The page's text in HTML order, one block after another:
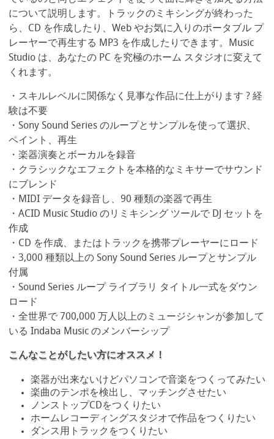
について説明します。トラックのミキシングが終わった
ら、CD を作成したり、Web やお気に入りのポータブル プ
レーヤーで再生する MP3 を作成したりできます。Music
Studio は、あなたの PC を究極のホーム スタジオに変えて
くれます。
・スキルレベルに関係なく見事な作品に仕上がります ? 経
験は不要
・Sony Sound Series のループとサンプルを使って選択、
ペイント、再生
・楽器演奏とボーカルを録音
・クラシックなエフェクトを本格的なミキサーでサウンド
にブレンド
・MIDI データを録音し、90 種類の楽器で再生
・ACID Music Studio のリミキシング ツールで DJ セットを
作成
・CD を作成、またはトラックを携帯プレーヤーにロード
・3,000 種類以上の Sony Sound Series ループとサンプル
付属
・Sound Series ループ ライブラリ タイトル一式をダウン
ロード
・全世界で 700,000 万人以上のミュージシャンが参加して
いる Indaba Music のメンバーシップ
こんなことがしたい方にオススメ！
楽器が出来ないけどパソコンで音楽をつくってみたい
楽曲のテンポを検出し、マッチングさせたい
ノンストップCDをつくりたい
ホームレコーディングスタジオで作品をつくりたい
ダンス用トラックをつくりたい